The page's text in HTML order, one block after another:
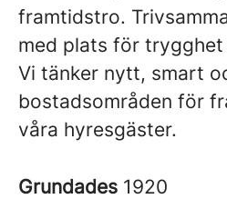
framtidstro.
med plats för trygghet
Vi tänker nytt, smart
bostadsområden för
våra hyresgäster.
Grundades 1920